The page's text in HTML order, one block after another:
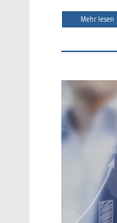
Mehr lesen